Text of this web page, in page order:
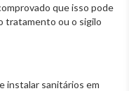
que isso pode
tratamento ou o sigilo
instalar sanitários em